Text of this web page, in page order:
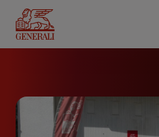
contenu
principal